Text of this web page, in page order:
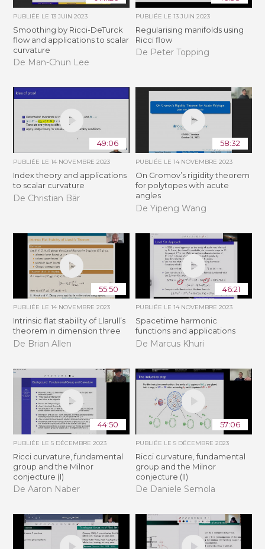
PUBLIÉE LE13 JUIN 2023
Smoothing by Ricci-DeTurck
flow and applications to scalar
curvature
De Man-Chun Lee
PUBLIÉE LE 13 JUIN 2023
Regularising manifolds using
Ricci flow
De Peter Topping
49:06
PUBLIÉE LE14 NOVEMBRE 2023
Index theory and applications
to scalar curvature
De Christian Bär
58:32
PUBLIÉE LE 14 NOVEMBRE 2023
On Gromov’s rigidity theorem
for polytopes with acute
angles
De Yipeng Wang
55:50
PUBLIÉE LE14 NOVEMBRE 2023
Intrinsic flat stability of Llarull’s
theorem in dimension three
De Brian Allen
46:21
PUBLIÉE LE 14 NOVEMBRE 2023
Spacetime harmonic
functions and applications
De Marcus Khuri
44:50
PUBLIÉE LE5 DÉCEMBRE 2023
Ricci curvature, fundamental
group and the Milnor
conjecture (I)
De Aaron Naber
57:06
PUBLIÉE LE 5 DÉCEMBRE 2023
Ricci curvature, fundamental
group and the Milnor
conjecture (II)
De Daniele Semola